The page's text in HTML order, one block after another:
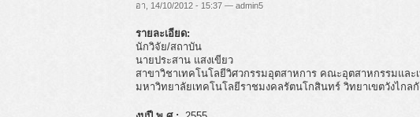
อา, 14/10/2012 - 15:37 — admin5
รายละเอียด:
นักวิจัย/สถาบัน
นายประสาน แสงเขียว
สาขาวิชาเทคโนโลยีวิศวกรรมอุตสาหการ คณะอุตสาหกรรมและ
มหาวิทยาลัยเทคโนโลยีราชมงคลรัตนโกสินทร์ วิทยาเขตวังไกลกั